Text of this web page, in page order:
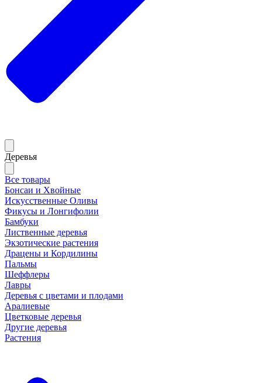
Деревья
Все товары
Бонсаи и Хвойные
Искусственные Оливы
Фикусы и Лонгифолии
Бамбуки
Лиственные деревья
Экзотические растения
Драцены и Кордилины
Пальмы
Шеффлеры
Лавры
Деревья с цветами и плодами
Аралиевые
Цветковые деревья
Другие деревья
Растения